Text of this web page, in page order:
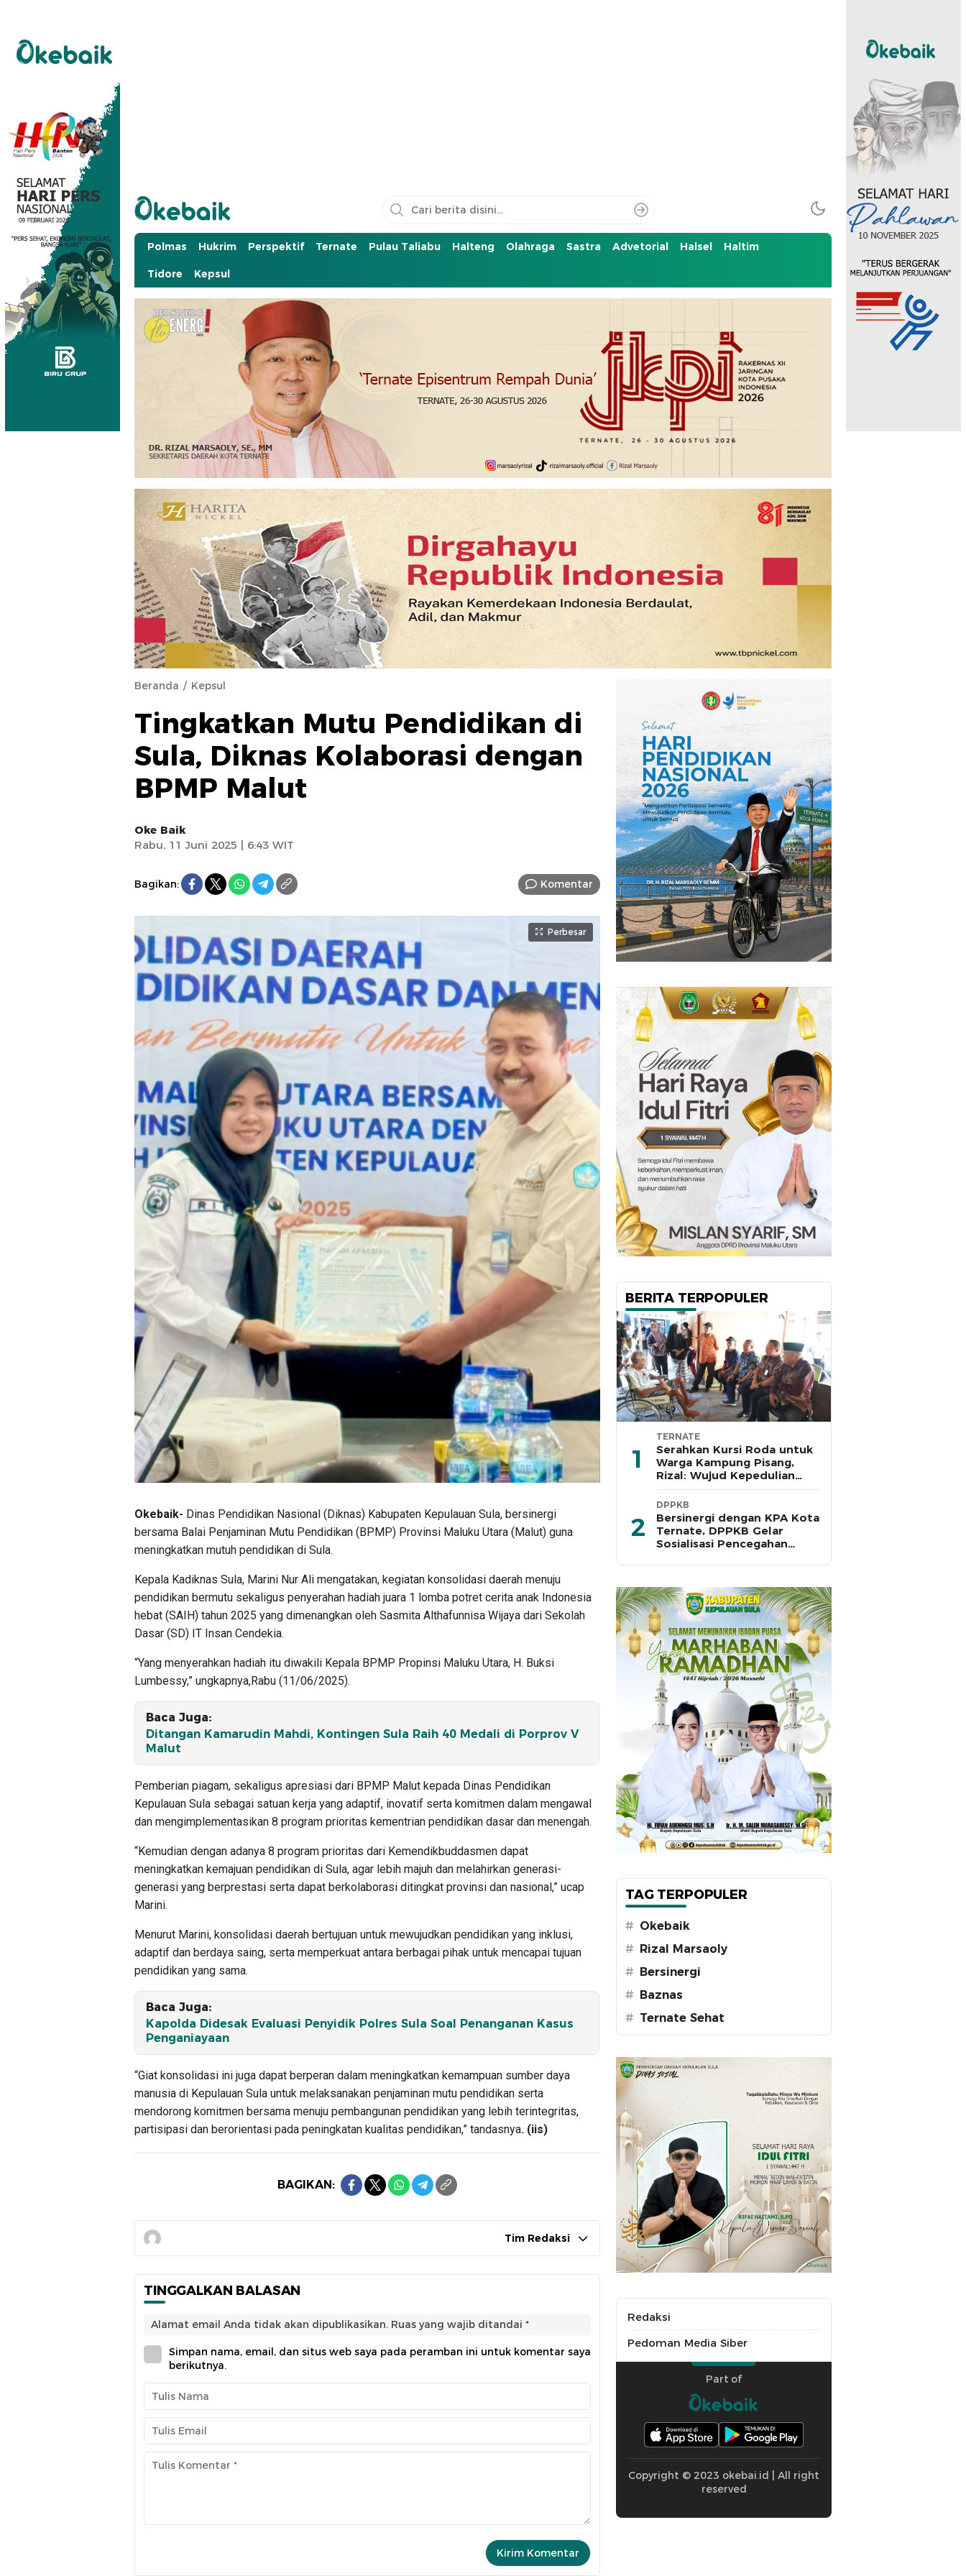
Okebaik.id
Baiknya Dibaca
Polmas Hukrim Perspektif Ternate Pulau Taliabu Halteng Olahraga Sastra Advetorial Halsel Haltim
Tidore Kepsul
Beranda Kepsul
Tingkatkan Mutu Pendidikan di
Sula, Diknas Kolaborasi dengan
BPMP Malut
Oke Baik
Rabu, 11 Juni 2025 | 6:43 WIT
Bagikan: Komentar
Perbesar
Okebaik- Dinas Pendidikan Nasional (Diknas) Kabupaten Kepulauan Sula, bersinergi
bersama Balai Penjaminan Mutu Pendidikan (BPMP) Provinsi Maluku Utara (Malut) guna
meningkatkan mutuh pendidikan di Sula.
Kepala Kadiknas Sula, Marini Nur Ali mengatakan, kegiatan konsolidasi daerah menuju
pendidikan bermutu sekaligus penyerahan hadiah juara 1 lomba potret cerita anak Indonesia
hebat (SAIH) tahun 2025 yang dimenangkan oleh Sasmita Althafunnisa Wijaya dari Sekolah
Dasar (SD) IT Insan Cendekia.
“Yang menyerahkan hadiah itu diwakili Kepala BPMP Propinsi Maluku Utara, H. Buksi
Lumbessy,” ungkapnya,Rabu (11/06/2025).
Baca Juga:
Ditangan Kamarudin Mahdi, Kontingen Sula Raih 40 Medali di Porprov V
Malut
Pemberian piagam, sekaligus apresiasi dari BPMP Malut kepada Dinas Pendidikan
Kepulauan Sula sebagai satuan kerja yang adaptif, inovatif serta komitmen dalam mengawal
dan mengimplementasikan 8 program prioritas kementrian pendidikan dasar dan menengah.
“Kemudian dengan adanya 8 program prioritas dari Kemendikbuddasmen dapat
meningkatkan kemajuan pendidikan di Sula, agar lebih majuh dan melahirkan generasi-
generasi yang berprestasi serta dapat berkolaborasi ditingkat provinsi dan nasional,” ucap
Marini.
Menurut Marini, konsolidasi daerah bertujuan untuk mewujudkan pendidikan yang inklusi,
adaptif dan berdaya saing, serta memperkuat antara berbagai pihak untuk mencapai tujuan
pendidikan yang sama.
Baca Juga:
Kapolda Didesak Evaluasi Penyidik Polres Sula Soal Penanganan Kasus
Penganiayaan
“Giat konsolidasi ini juga dapat berperan dalam meningkatkan kemampuan sumber daya
manusia di Kepulauan Sula untuk melaksanakan penjaminan mutu pendidikan serta
mendorong komitmen bersama menuju pembangunan pendidikan yang lebih terintegritas,
partisipasi dan berorientasi pada peningkatan kualitas pendidikan,” tandasnya. (iis)
BAGIKAN:
Tim Redaksi
TINGGALKAN BALASAN
Alamat email Anda tidak akan dipublikasikan. Ruas yang wajib ditandai *
Simpan nama, email, dan situs web saya pada peramban ini untuk komentar saya
berikutnya.
BERITA TERPOPULER
1
TERNATE
Serahkan Kursi Roda untuk
Warga Kampung Pisang,
Rizal: Wujud Kepedulian
Pemkot dan Baznas Ternate
2
DPPKB
Bersinergi dengan KPA Kota
Ternate, DPPKB Gelar
Sosialisasi Pencegahan
TAG TERPOPULER
# Okebaik
# Rizal Marsaoly
# Bersinergi
# Baznas
# Ternate Sehat
Redaksi
Pedoman Media Siber
Part of
Copyright © 2023 okebai.id | All right
reserved